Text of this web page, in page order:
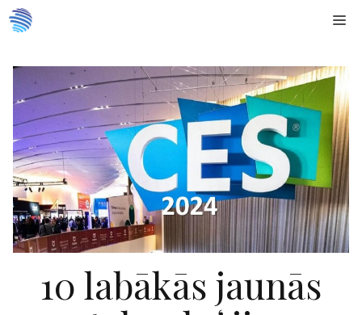
Doties
uz
10 labākās jaunās